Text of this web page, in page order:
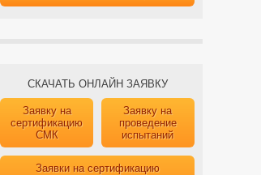
СКАЧАТЬ ОНЛАЙН ЗАЯВКУ
Заявку на
проведение
испытаний
Заявку на
сертификацию
СМК
Заявки на сертификацию